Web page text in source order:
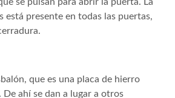
está presente en todas las puertas,
que es una placa de hierro
ahí se dan a lugar a otros